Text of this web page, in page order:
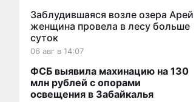
Заблудившаяся возле озера Арей
женщина провела в лесу больше
суток
06 авг в 14:07
ФСБ выявила махинацию на 130
млн рублей с опорами
освещения в Забайкалья